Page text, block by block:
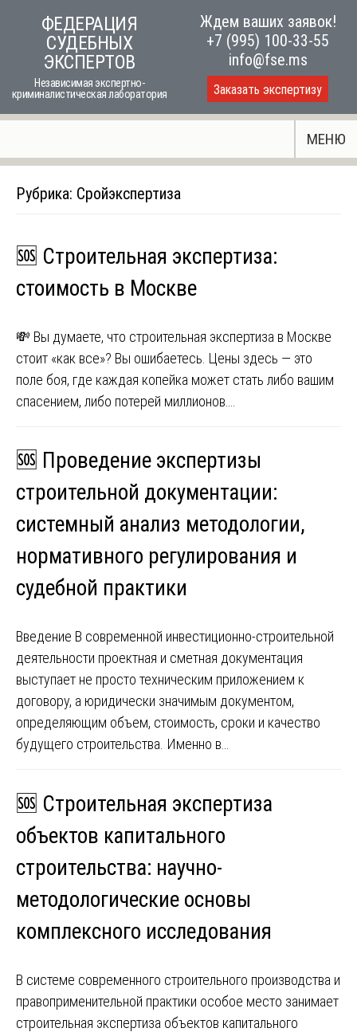
ФЕДЕРАЦИЯ
СУДЕБНЫХ
ЭКСПЕРТОВ
Независимая экспертно-
криминалистическая лаборатория
Ждем ваших заявок!
+7 (995) 100-33-55
info@fse.ms
Заказать экспертизу
МЕНЮ
Рубрика: Сройэкспертиза
🆘 Строительная экспертиза:
стоимость в Москве
💸 Вы думаете, что строительная экспертиза в Москве
стоит «как все»? Вы ошибаетесь. Цены здесь — это
поле боя, где каждая копейка может стать либо вашим
спасением, либо потерей миллионов….
🆘 Проведение экспертизы
строительной документации:
системный анализ методологии,
нормативного регулирования и
судебной практики
Введение В современной инвестиционно-строительной
деятельности проектная и сметная документация
выступает не просто техническим приложением к
договору, а юридически значимым документом,
определяющим объем, стоимость, сроки и качество
будущего строительства. Именно в…
🆘 Строительная экспертиза
объектов капитального
строительства: научно-
методологические основы
комплексного исследования
В системе современного строительного производства и
правоприменительной практики особое место занимает
строительная экспертиза объектов капитального